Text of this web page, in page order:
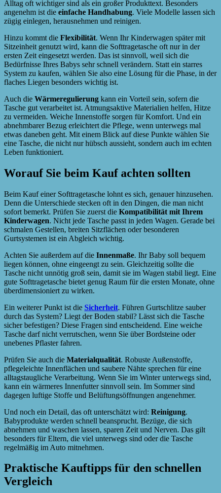
Alltag oft wichtiger sind als ein großer Produkttext. Besonders
angenehm ist die einfache Handhabung. Viele Modelle lassen sich
zügig einlegen, herausnehmen und reinigen.
Hinzu kommt die Flexibilität. Wenn Ihr Kinderwagen später mit
Sitzeinheit genutzt wird, kann die Softtragetasche oft nur in der
ersten Zeit eingesetzt werden. Das ist sinnvoll, weil sich die
Bedürfnisse Ihres Babys sehr schnell verändern. Statt ein starres
System zu kaufen, wählen Sie also eine Lösung für die Phase, in der
flaches Liegen besonders wichtig ist.
Auch die Wärmeregulierung kann ein Vorteil sein, sofern die
Tasche gut verarbeitet ist. Atmungsaktive Materialien helfen, Hitze
zu vermeiden. Weiche Innenstoffe sorgen für Komfort. Und ein
abnehmbarer Bezug erleichtert die Pflege, wenn unterwegs mal
etwas daneben geht. Mit einem Blick auf diese Punkte wählen Sie
eine Tasche, die nicht nur hübsch aussieht, sondern auch im echten
Leben funktioniert.
Worauf Sie beim Kauf achten sollten
Beim Kauf einer Softtragetasche lohnt es sich, genauer hinzusehen.
Denn die Unterschiede stecken oft in den Dingen, die man nicht
sofort bemerkt. Prüfen Sie zuerst die Kompatibilität mit Ihrem
Kinderwagen. Nicht jede Tasche passt in jeden Wagen. Gerade bei
schmalen Gestellen, breiten Sitzflächen oder besonderen
Gurtsystemen ist ein Abgleich wichtig.
Achten Sie außerdem auf die Innenmaße. Ihr Baby soll bequem
liegen können, ohne eingeengt zu sein. Gleichzeitig sollte die
Tasche nicht unnötig groß sein, damit sie im Wagen stabil liegt. Eine
gute Softtragetasche bietet genug Raum für die ersten Monate, ohne
überdimensioniert zu wirken.
Ein weiterer Punkt ist die Sicherheit. Führen Gurtschlitze sauber
durch das System? Liegt der Boden stabil? Lässt sich die Tasche
sicher befestigen? Diese Fragen sind entscheidend. Eine weiche
Tasche darf nicht verrutschen, wenn Sie über Bordsteine oder
unebenes Pflaster fahren.
Prüfen Sie auch die Materialqualität. Robuste Außenstoffe,
pflegeleichte Innenflächen und saubere Nähte sprechen für eine
alltagstaugliche Verarbeitung. Wenn Sie im Winter unterwegs sind,
kann ein wärmeres Innenfutter sinnvoll sein. Im Sommer sind
dagegen luftige Stoffe und Belüftungsöffnungen angenehmer.
Und noch ein Detail, das oft unterschätzt wird: Reinigung.
Babyprodukte werden schnell beansprucht. Bezüge, die sich
abnehmen und waschen lassen, sparen Zeit und Nerven. Das gilt
besonders für Eltern, die viel unterwegs sind oder die Tasche
regelmäßig im Auto mitnehmen.
Praktische Kauftipps für den schnellen
Vergleich